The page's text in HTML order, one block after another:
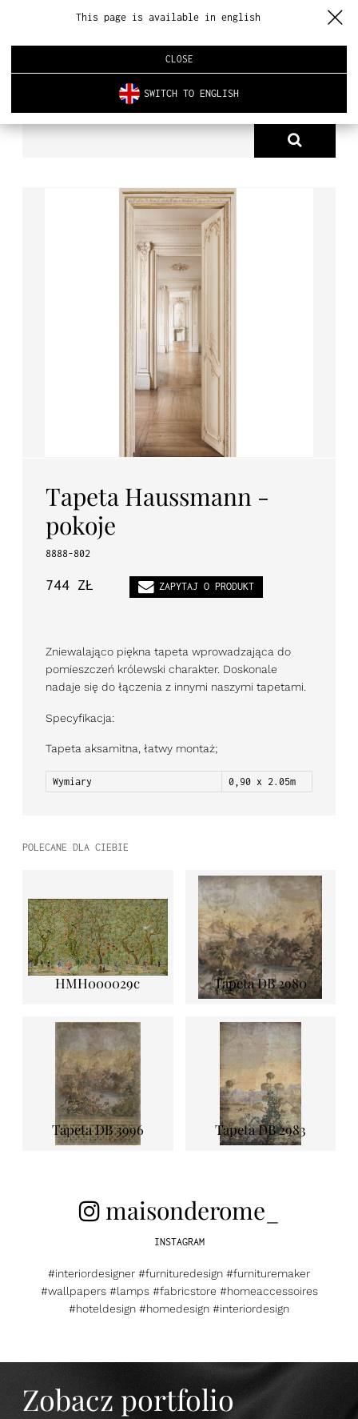
O NAS
NOWOŚCI
ARCHITEKTURA WNĘTRZ
REALIZACJE
AKTUALNOŚCI
PL EN
TAPETA HAUSSMANN - POKOJE
Tapeta Haussmann -
pokoje
8888-802
744 ZŁ ZAPYTAJ O PRODUKT
Zniewalająco piękna tapeta wprowadzająca do
pomieszczeń królewski charakter. Doskonale
nadaje się do łączenia z innymi naszymi tapetami.
Specyfikacja:
Tapeta aksamitna, łatwy montaż;
Wymiary 0,90 x 2.05m
POLECANE DLA CIEBIE
HMH000029c Tapeta DB 2980
Tapeta DB 3996 Tapeta DB 2983
maisonderome_
INSTAGRAM
#interiordesigner #furnituredesign #furnituremaker
#wallpapers #lamps #fabricstore #homeaccessoires
#hoteldesign #homedesign #interiordesign
Zobacz portfolio
This page is available in english
CLOSE
SWITCH TO ENGLISH